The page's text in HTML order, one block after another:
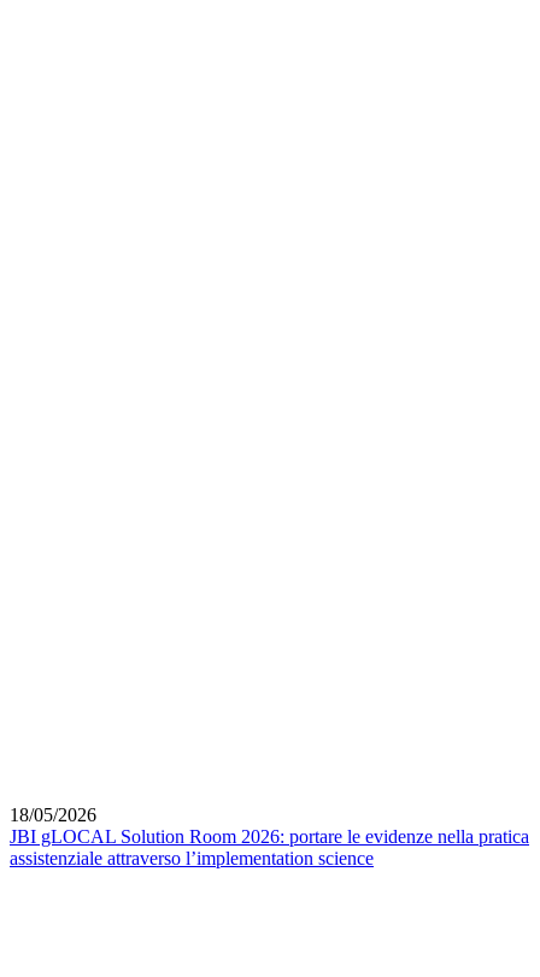
18/05/2026
JBI gLOCAL Solution Room 2026: portare le evidenze nella pratica
assistenziale attraverso l’implementation science